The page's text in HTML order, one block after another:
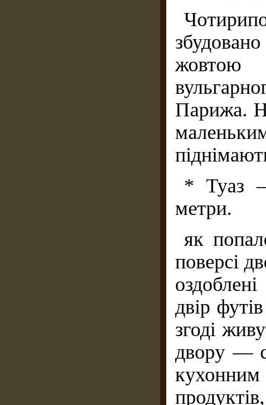
жовтою
Парижа.
* Туаз
метри.
як
поверсі
двір
згоді
двору —